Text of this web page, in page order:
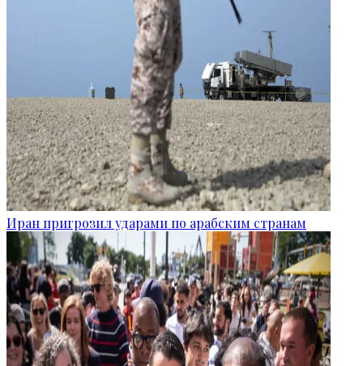
Иран пригрозил ударами по арабским странам